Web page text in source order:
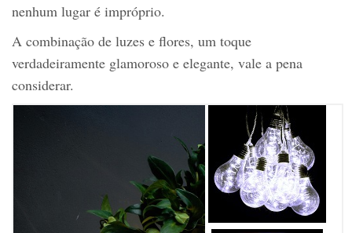
nenhum lugar é impróprio.
A combinação de luzes e flores, um toque
verdadeiramente glamoroso e elegante, vale a pena
considerar.